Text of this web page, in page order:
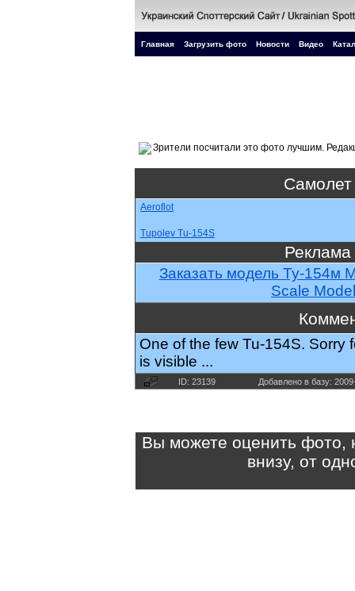
Главная Загрузить фото Новости Видео
Самолет
Aeroflot
Tupolev Tu-154S
Реклама
Заказать модель Ty-154м
Scale
One of the few Tu-154S. Sorry
is visible ...
ID: 23139 Добавлено в базу:
Вы можете оценить фото,
внизу, от